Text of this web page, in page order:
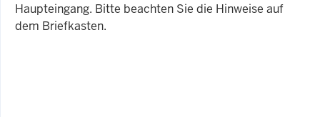
Haupteingang. Bitte beachten Sie die Hinweise auf
dem Briefkasten.